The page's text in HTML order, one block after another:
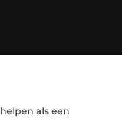
als een